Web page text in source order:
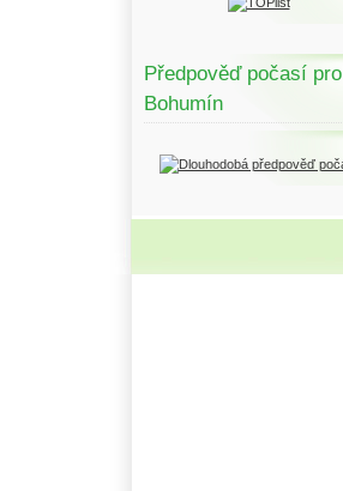
Předpověď počasí pro
Bohumín